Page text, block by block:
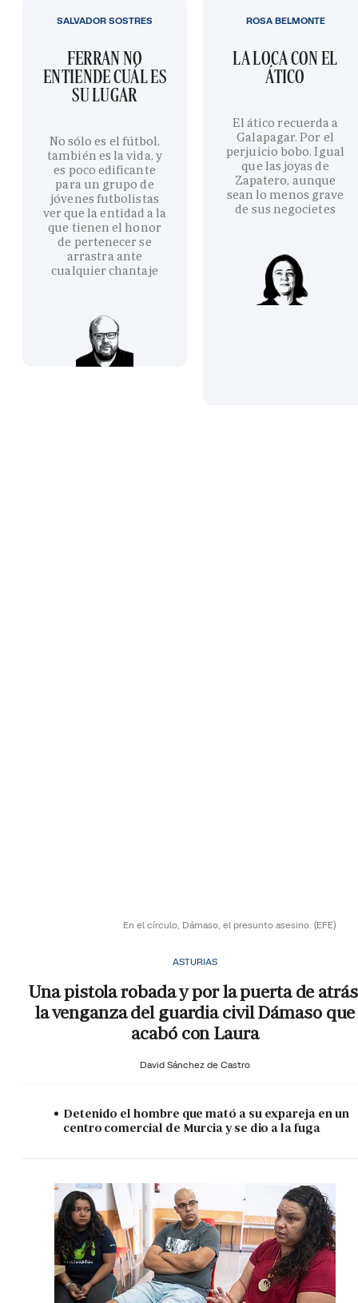
FERRAN NO
ENTIENDE CUÁL ES
SU LUGAR
No sólo es el fútbol,
también es la vida, y
es poco edificante
para un grupo de
jóvenes futbolistas
ver que la entidad a la
que tienen el honor
de pertenecer se
arrastra ante
cualquier chantaje
SALVADOR SOSTRES
LA LOCA CON EL
ÁTICO
El ático recuerda a
Galapagar. Por el
perjuicio bobo. Igual
que las joyas de
Zapatero, aunque
sean lo menos grave
de sus negocietes
ROSA BELMONTE
En el círculo, Dámaso, el presunto asesino. (EFE)
ASTURIAS
Una pistola robada y por la puerta de
la venganza del guardia civil Dámaso que
acabó con Laura
David Sánchez de Castro
Detenido el hombre que mató a su expareja en un
centro comercial de Murcia y se dio a la fuga